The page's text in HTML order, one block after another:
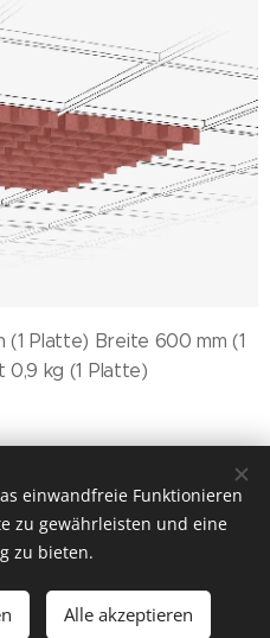
hinzufügen
(1 Platte) Breite 600 mm (1
0,9 kg (1 Platte)
Hearit
Cookies
einwandfreie Funktionieren
zu gewährleisten und eine
zu bieten.
Alle akzeptieren